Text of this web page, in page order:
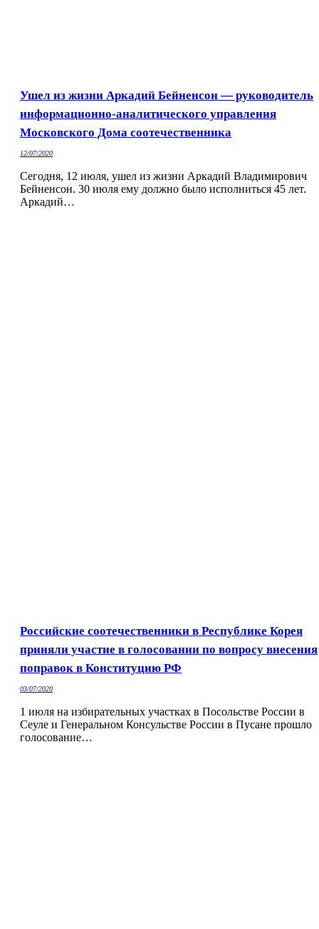
Ушел из жизни Аркадий Бейненсон — руководитель
информационно-аналитического управления
Московского Дома соотечественника
12/07/2020
Сегодня, 12 июля, ушел из жизни Аркадий Владимирович
Бейненсон. 30 июля ему должно было исполниться 45 лет.
Аркадий…
Российские соотечественники в Республике Корея
приняли участие в голосовании по вопросу внесения
поправок в Конституцию РФ
03/07/2020
1 июля на избирательных участках в Посольстве России в
Сеуле и Генеральном Консульстве России в Пусане прошло
голосование…